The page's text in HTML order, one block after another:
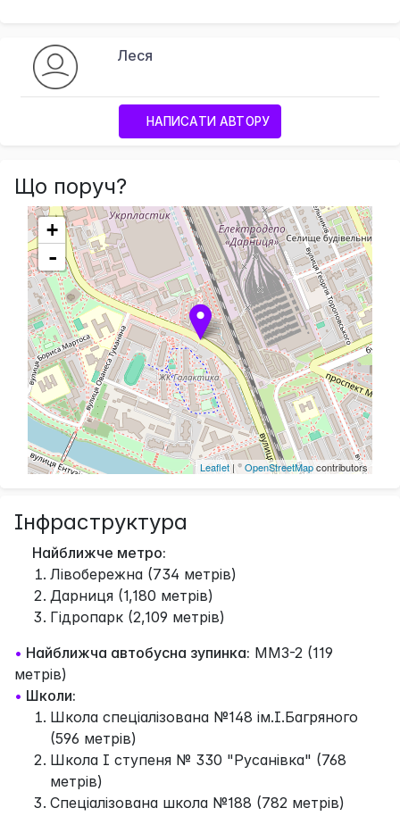
Леся
НАПИСАТИ АВТОРУ
Що поруч?
+
-
Leaflet | ©OpenStreetMapcontributors
Інфраструктура
Найближче метро:
Лівобережна (734 метрів)
Дарниця (1,180 метрів)
Гідропарк (2,109 метрів)
• Найближча автобусна зупинка: ММЗ-2 (119
метрів)
• Школи:
Школа спеціалізована №148 ім.І.Багряного
(596 метрів)
Школа І ступеня № 330 "Русанівка" (768
метрів)
Спеціалізована школа №188 (782 метрів)